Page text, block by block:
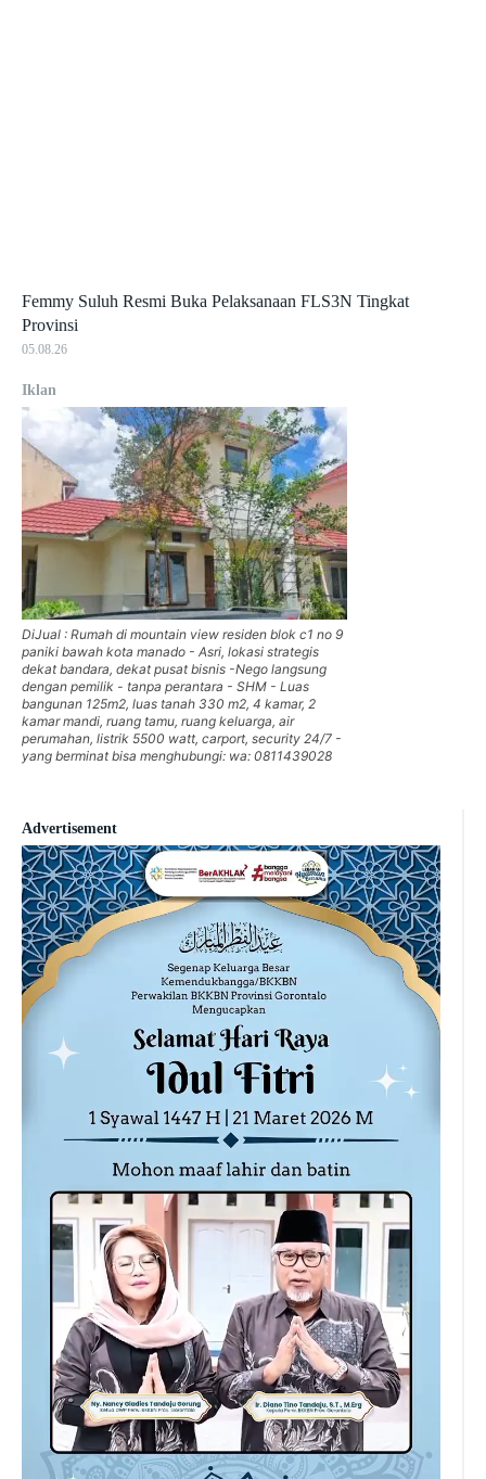
Advertisement
Femmy Suluh Resmi Buka Pelaksanaan FLS3N Tingkat
Provinsi
05.08.26
Iklan
DiJual : Rumah di mountain view residen blok c1 no 9
paniki bawah kota manado - Asri, lokasi strategis
dekat bandara, dekat pusat bisnis -Nego langsung
dengan pemilik - tanpa perantara - SHM - Luas
bangunan 125m2, luas tanah 330 m2, 4 kamar, 2
kamar mandi, ruang tamu, ruang keluarga, air
perumahan, listrik 5500 watt, carport, security 24/7 -
yang berminat bisa menghubungi: wa: 0811439028